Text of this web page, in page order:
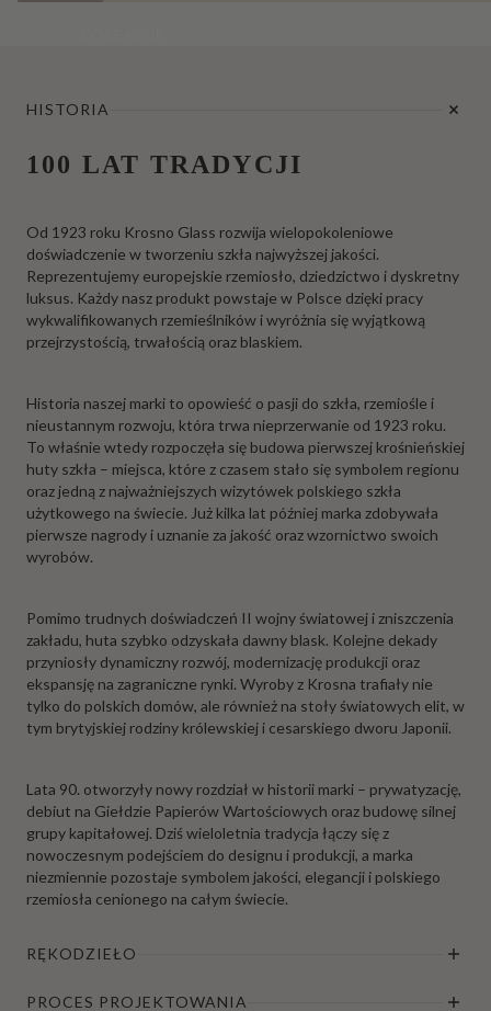
HISTORIA
100 LAT TRADYCJI
Od 1923 roku Krosno Glass rozwija wielopokoleniowe
doświadczenie w tworzeniu szkła najwyższej jakości.
Reprezentujemy europejskie rzemiosło, dziedzictwo i dyskretny
luksus. Każdy nasz produkt powstaje w Polsce dzięki pracy
wykwalifikowanych rzemieślników i wyróżnia się wyjątkową
przejrzystością, trwałością oraz blaskiem.
Historia naszej marki to opowieść o pasji do szkła, rzemiośle i
nieustannym rozwoju, która trwa nieprzerwanie od 1923 roku.
To właśnie wtedy rozpoczęła się budowa pierwszej krośnieńskiej
huty szkła – miejsca, które z czasem stało się symbolem regionu
oraz jedną z najważniejszych wizytówek polskiego szkła
użytkowego na świecie. Już kilka lat później marka zdobywała
pierwsze nagrody i uznanie za jakość oraz wzornictwo swoich
wyrobów.
Pomimo trudnych doświadczeń II wojny światowej i zniszczenia
zakładu, huta szybko odzyskała dawny blask. Kolejne dekady
przyniosły dynamiczny rozwój, modernizację produkcji oraz
ekspansję na zagraniczne rynki. Wyroby z Krosna trafiały nie
tylko do polskich domów, ale również na stoły światowych elit, w
tym brytyjskiej rodziny królewskiej i cesarskiego dworu Japonii.
Lata 90. otworzyły nowy rozdział w historii marki – prywatyzację,
debiut na Giełdzie Papierów Wartościowych oraz budowę silnej
grupy kapitałowej. Dziś wieloletnia tradycja łączy się z
nowoczesnym podejściem do designu i produkcji, a marka
niezmiennie pozostaje symbolem jakości, elegancji i polskiego
rzemiosła cenionego na całym świecie.
RĘKODZIEŁO
PROCES PROJEKTOWANIA